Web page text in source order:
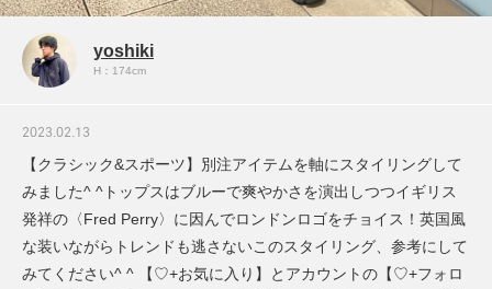
yoshiki
H：174cm
2023.02.13
【クラシック&スポーツ】別注アイテムを軸にスタイリングして
みました^ ^トップスはブルーで爽やかさを演出しつつイギリス
発祥の〈Fred Perry〉に因んでロンドンロゴをチョイス！英国風
な装いながらトレンドも逃さないこのスタイリング、参考にして
みてください^ ^ 【♡+お気に入り】とアカウントの【♡+フォロ